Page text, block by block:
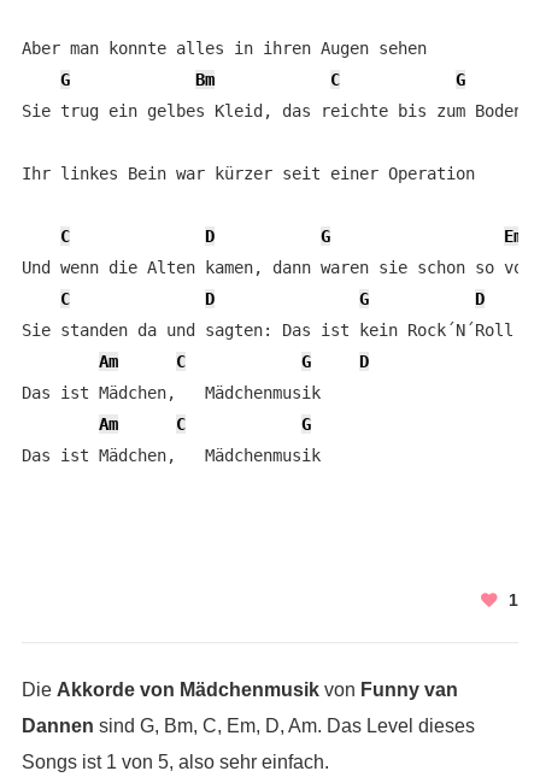
Aber man konnte alles in ihren Augen sehen
G
Bm C
G
Sie trug ein gelbes Kleid, das reichte bis zum Boden
Ihr linkes Bein war kürzer seit einer Operation
C D G
Em
Und wenn die Alten kamen, dann waren sie schon so
C
D G
D
Sie standen da und sagten: Das ist kein Rock´N´Roll
Am
C G
D
Das ist Mädchen,   Mädchenmusik
Am
C
G
Das ist Mädchen,   Mädchenmusik
1
Die Akkorde von Mädchenmusikvon Funny van
Dannen sind G, Bm, C, Em, D, Am. Das Level dieses
Songs ist 1 von 5, also sehr einfach.